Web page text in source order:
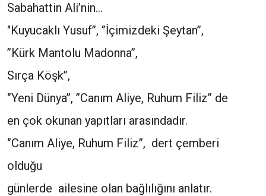
Sabahattin Ali’nin...
"Kuyucaklı Yusuf’’, ‘’İçimizdeki Şeytan’’,
’’Kürk Mantolu Madonna’’,
Sırça Köşk’’,
‘’Yeni Dünya’’, ’’Canım Aliye, Ruhum Filiz’’ de
en çok okunan yapıtları arasındadır.
‘’Canım Aliye, Ruhum Filiz’’, dert çemberi
olduğu
günlerde ailesine olan bağlılığını anlatır.